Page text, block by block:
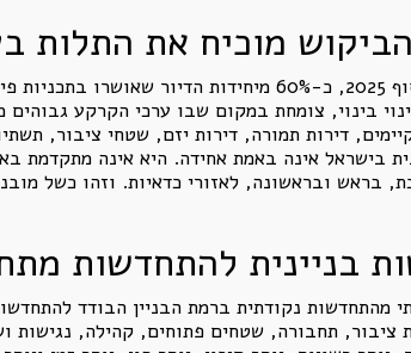
הביקוש מוכיח את התלות
הדו"ח מציג כי במצטבר עד סוף 2025, כ-60%
בינוי, צומחת במקום שבו ערכי הקרקע
דירות תמורה, דירות יזם, שטחי ציבור,
בישראל אינה באמת אחידה. היא אינה מתקדמת
בראש ובראשונה, לאזורי כדאיות. וזהו כשל
בניינית להתחדשות
מהתחדשות נקודתית ברמת הבניין הבודד
ציבור, תחבורה, שטחים פתוחים, קהילה, נגישות